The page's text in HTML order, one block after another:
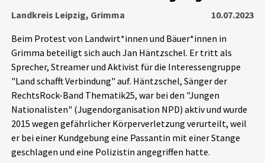
Leipziger Zustände
Schlaglichter
Phänomene
Landkreis Leipzig, Grimma
10.07.2023
Beim Protest von Landwirt*innen und Bäuer*innen in
Grimma beteiligt sich auch Jan Häntzschel. Er tritt als
Sprecher, Streamer und Aktivist für die Interessengruppe
"Land schafft Verbindung" auf. Häntzschel, Sänger der
RechtsRock-Band Thematik25, war bei den "Jungen
Nationalisten" (Jugendorganisation NPD) aktiv und wurde
2015 wegen gefährlicher Körperverletzung verurteilt, weil
er bei einer Kundgebung eine Passantin mit einer Stange
geschlagen und eine Polizistin angegriffen hatte.